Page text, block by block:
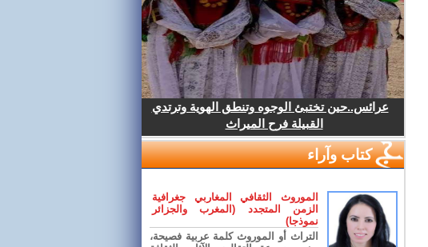
عرائس..حين تختبئ الوجوه وتنطق الهوية وترتدي
القبيلة فرح الميراث
كتاب وآراء
الموروث الثقافي المغاربي جغرافية
الزمن المتجدد (المغرب والجزائر
نموذجا)
التراث أو الموروث كلمة عربية فصيحة،